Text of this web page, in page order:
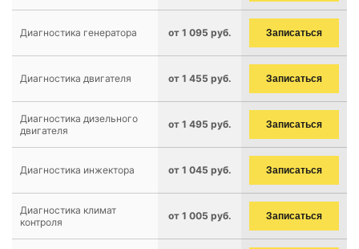
Диагностика генератора от 1 095 руб. Записаться
Диагностика двигателя от 1 455 руб. Записаться
Диагностика дизельного
двигателя
от 1 495 руб. Записаться
Диагностика инжектора от 1 045 руб. Записаться
Диагностика климат
контроля
от 1 005 руб. Записаться